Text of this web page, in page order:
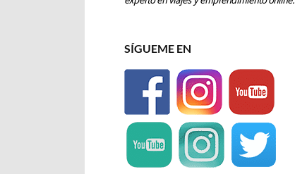
SÍGUEME EN